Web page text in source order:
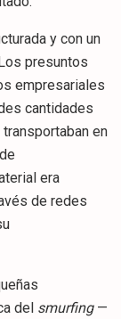
y con un
presuntos
empresariales
cantidades
en
era
de redes
del smurfing—